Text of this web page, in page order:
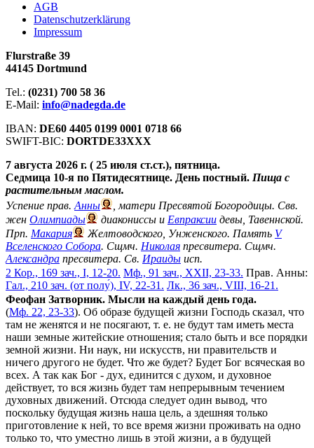
АGB
Datenschutzerklärung
Impressum
Flurstraße 39
44145 Dortmund
Tel.: (0231) 700 58 36
E-Mail: info@nadegda.de
IBAN: DE60 4405 0199 0001 0718 66
SWIFT-BIC: DORTDE33XXX
7 августа 2026 г. ( 25 июля ст.ст.), пятница.
Седмица 10-я по Пятидесятнице. День постный. Пища с
растительным маслом.
Успение прав. Анны
, матери Пресвятой Богородицы. Свв.
жен Олимпиады диакониссы и Евпраксии девы, Тавеннской.
Прп. Макария Желтоводского, Унженского. Память V
Вселенского Собора. Сщмч. Николая пресвитера. Сщмч.
Александра пресвитера. Св. Ираиды исп.
2 Кор., 169 зач., I, 12-20. Мф., 91 зач., XXII, 23-33. Прав. Анны:
Гал., 210 зач. (от полу́), IV, 22-31. Лк., 36 зач., VIII, 16-21.
Феофан Затворник. Мысли на каждый день года.
(Мф. 22, 23-33). Об образе будущей жизни Господь сказал, что
там не женятся и не посягают, т. е. не будут там иметь места
наши земные житейские отношения; стало быть и все порядки
земной жизни. Ни наук, ни искусств, ни правительств и
ничего другого не будет. Что же будет? Будет Бог всяческая во
всех. А так как Бог - дух, единится с духом, и духовное
действует, то вся жизнь будет там непрерывным течением
духовных движений. Отсюда следует один вывод, что
поскольку будущая жизнь наша цель, а здешняя только
приготовление к ней, то все время жизни проживать на одно
только то, что уместно лишь в этой жизни, а в будущей